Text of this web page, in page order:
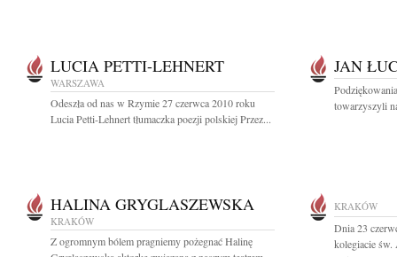
LUCIA PETTI-LEHNERT
WARSZAWA
Odeszła od nas w Rzymie 27 czerwca 2010 roku
Lucia Petti-Lehnert tłumaczka poezji polskiej Przez...
JAN
towarzyszyli
HALINA GRYGLASZEWSKA
KRAKÓW
Z ogromnym bólem pragniemy pożegnać Halinę
KRAKÓW
Dnia 23
kolegiacie św.